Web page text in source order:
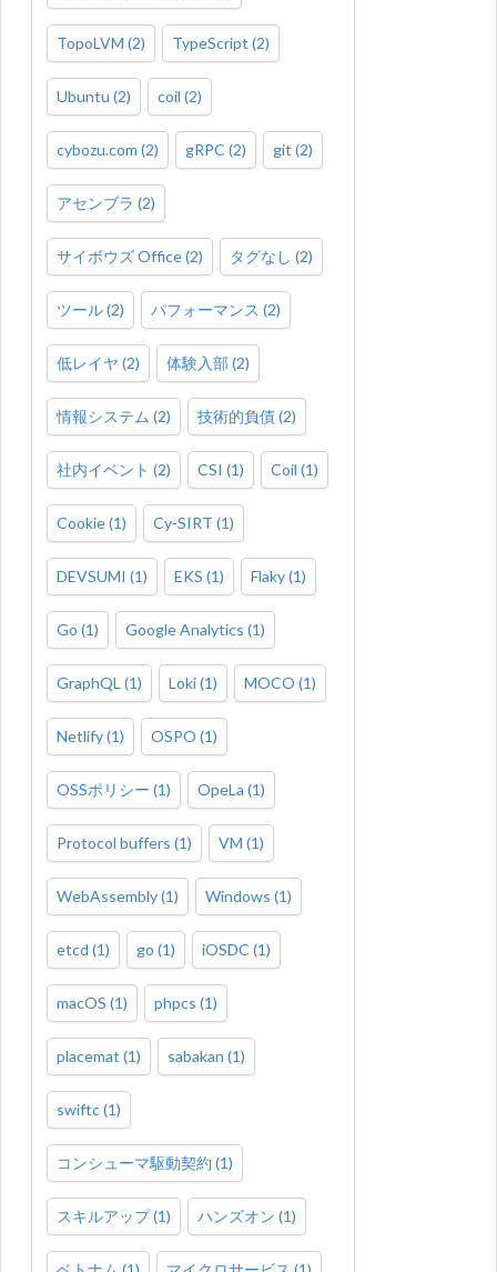
TopoLVM (2) TypeScript (2)
Ubuntu (2) coil (2)
cybozu.com (2) gRPC (2) git (2)
アセンブラ (2)
サイボウズ Office(2) タグなし (2)
ツール(2) パフォーマンス (2)
低レイヤ (2) 体験入部 (2)
情報システム (2) 技術的負債(2)
社内イベント (2) CSI (1) Coil (1)
Cookie(1) Cy-SIRT (1)
DEVSUMI (1) EKS (1) Flaky(1)
Go (1) Google Analytics (1)
GraphQL (1) Loki(1) MOCO (1)
Netlify(1) OSPO (1)
OSSポリシー (1) OpeLa (1)
Protocol buffers (1) VM (1)
WebAssembly(1) Windows (1)
etcd (1) go (1) iOSDC (1)
macOS (1) phpcs (1)
placemat (1) sabakan (1)
swiftc(1)
コンシューマ駆動契約 (1)
スキルアップ(1) ハンズオン (1)